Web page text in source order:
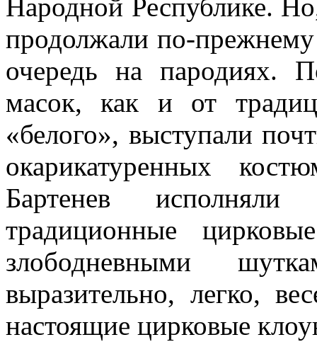
Народной Республике.
продолжали по-
очередь на пародиях.
масок, как и от
«белого», выступали
окарикатуренных
Бартенев
традиционные
злободневными
выразительно, легко,
настоящие цирковые